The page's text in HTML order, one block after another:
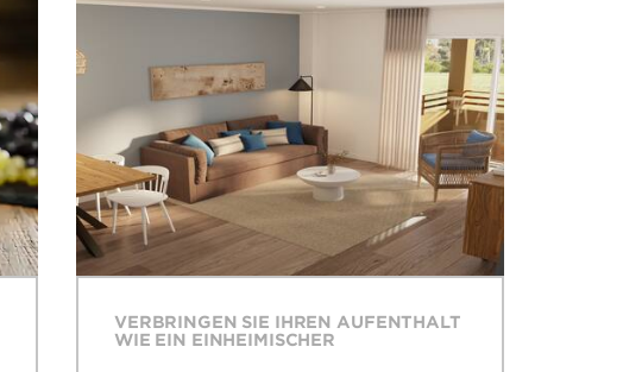
VERBRINGEN SIE IHREN AUFENTHALT
WIE EIN EINHEIMISCHER